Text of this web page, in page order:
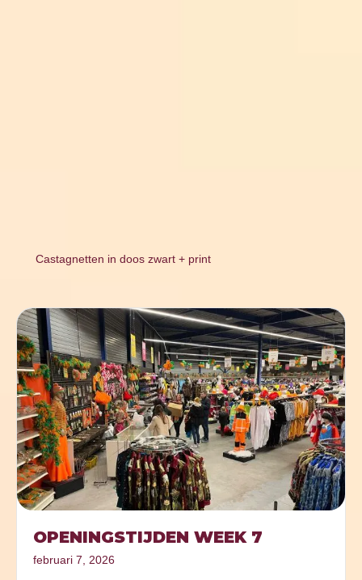
Castagnetten in doos zwart + print
OPENINGSTIJDEN WEEK 7
februari 7, 2026